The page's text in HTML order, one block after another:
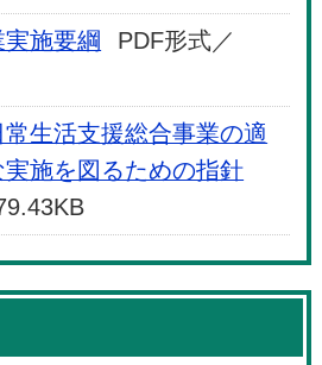
施要綱
PDF形式／
生活支援総合事業の適
施を図るための指針